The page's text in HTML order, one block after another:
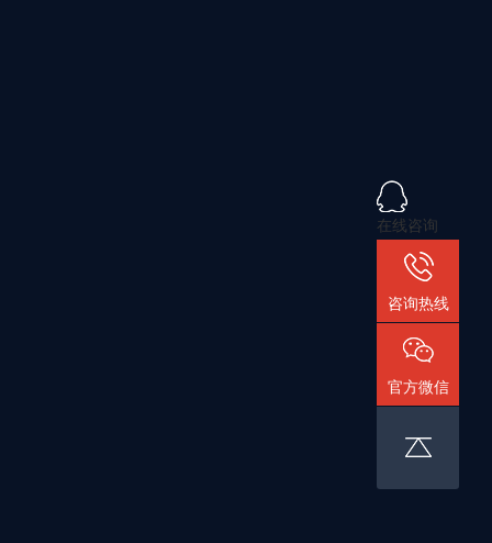
在线咨询
咨询热线
官方微信